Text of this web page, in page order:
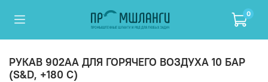
0
РУКАВ 902AA ДЛЯ ГОРЯЧЕГО ВОЗДУХА 10 БАР
(S&D, +180 C)